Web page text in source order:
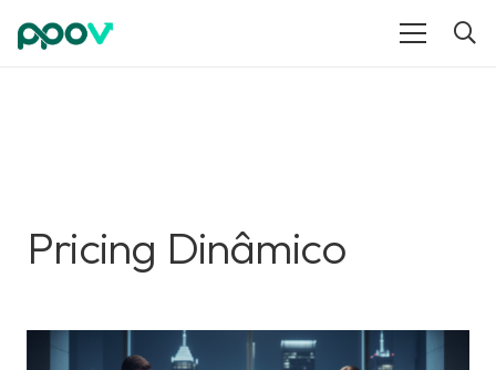
Pricing Dinâmico